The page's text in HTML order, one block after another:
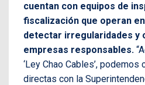
cuentan con equipos de
fiscalización que operan
detectar irregularidades y
empresas responsables.
‘Ley Chao Cables’,
directas con la